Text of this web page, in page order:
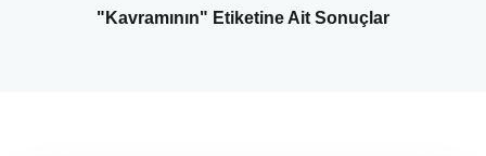
"Kavramının" Etiketine Ait Sonuçlar